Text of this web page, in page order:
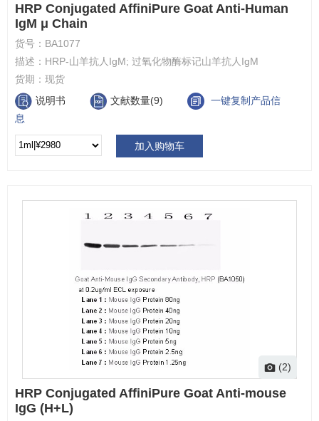
HRP Conjugated AffiniPure Goat Anti-Human
IgM μ Chain
货号： BA1077
描述： HRP-山羊抗人IgM; 过氧化物酶标记山羊抗人IgM
货期： 现货
说明书
文献数量(9)
一键复制产品信
息
加入购物车
(2)
HRP Conjugated AffiniPure Goat Anti-mouse
IgG (H+L)